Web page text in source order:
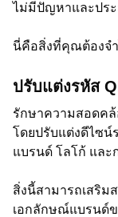
ไม่มีปัญหาและปร
นี่คือสิ่งที่คุณต้องจำ
ปรับแต่งรหัส
รักษาความสอดค
โดยปรับแต่งดีไซ
แบรนด์ โลโก้ และ
สิ่งนี้สามารถเสริม
เอกลักษณ์แบรนด์